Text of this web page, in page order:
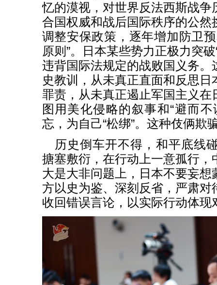
忆的漠视，对世界反法西斯战争
合国权威和战后国际秩序的公然
调整安保政策，逐年增加防卫
原则”。日本某些势力正极力突
违背国际法规定的战败国义务。
史教训，从未真正直面和反思
罪责，从未真正遏止军国主义在
图用美化侵略的叙事和“避而
忘，为自己“松绑”。这种伎俩欺
历史倒车开不得，和平底线
搪塞敷衍，在行动上一意孤行，
大是大非问题上，日本不要妄想
方以史为鉴、深刻反省，严肃对
收回错误言论，以实际行动体现